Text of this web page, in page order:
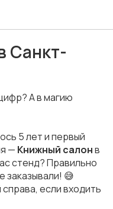
Санкт-
А в магию
5 лет и первый
— Книжный салонв
стенд? Правильно
заказывали! 😅
если входить